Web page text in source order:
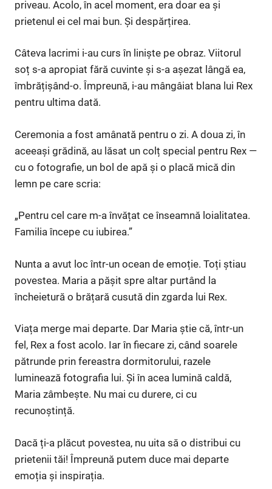
priveau. Acolo, în acel moment, era doar ea și
prietenul ei cel mai bun. Și despărțirea.
Câteva lacrimi i-au curs în liniște pe obraz. Viitorul
soț s-a apropiat fără cuvinte și s-a așezat lângă ea,
îmbrățișând-o. Împreună, i-au mângâiat blana lui Rex
pentru ultima dată.
Ceremonia a fost amânată pentru o zi. A doua zi, în
aceeași grădină, au lăsat un colț special pentru Rex —
cu o fotografie, un bol de apă și o placă mică din
lemn pe care scria:
„Pentru cel care m-a învățat ce înseamnă loialitatea.
Familia începe cu iubirea.”
Nunta a avut loc într-un ocean de emoție. Toți știau
povestea. Maria a pășit spre altar purtând la
încheietură o brățară cusută din zgarda lui Rex.
Viața merge mai departe. Dar Maria știe că, într-un
fel, Rex a fost acolo. Iar în fiecare zi, când soarele
pătrunde prin fereastra dormitorului, razele
luminează fotografia lui. Și în acea lumină caldă,
Maria zâmbește. Nu mai cu durere, ci cu
recunoștință.
Dacă ți-a plăcut povestea, nu uita să o distribui cu
prietenii tăi! Împreună putem duce mai departe
emoția și inspirația.